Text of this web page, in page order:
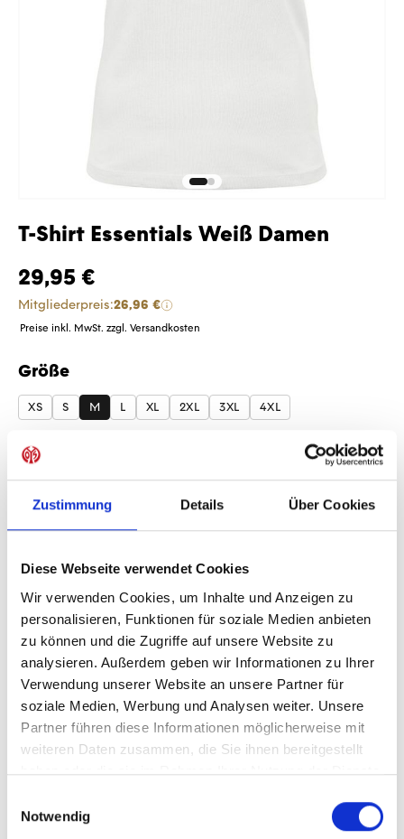
Zustimmung Details Über Cookies
Diese Webseite verwendet Cookies
Wir verwenden Cookies, um Inhalte und Anzeigen zu
personalisieren, Funktionen für soziale Medien anbieten
zu können und die Zugriffe auf unsere Website zu
analysieren. Außerdem geben wir Informationen zu Ihrer
Verwendung unserer Website an unsere Partner für
soziale Medien, Werbung und Analysen weiter. Unsere
Partner führen diese Informationen möglicherweise mit
weiteren Daten zusammen, die Sie ihnen bereitgestellt
haben oder die sie im Rahmen Ihrer Nutzung der Dienste
Notwendig
T-Shirt Essentials Weiß Damen
29,95 €
Mitgliederpreis:26,96 €
Preise inkl. MwSt. zzgl. Versandkosten
Größe
auswählen
XS S M L XL 2XL 3XL 4XL
Produkt Anzahl: Gib den gewünschten
Anzahl
IN DEN WARENKORB
Produktdetails
ÄHNLICHE PRODUKTE